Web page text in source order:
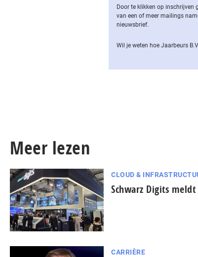
Door te klikken op inschrijven
van een of meer mailings
nieuwsbrief.
Wil je weten hoe Jaarbeurs
Meer lezen
CLOUD &
Schwarz Digits
CARRIÈRE